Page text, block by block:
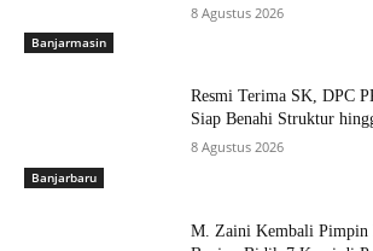
Banjarmasin
8 Agustus 2026
Banjarbaru
Resmi Terima SK, DPC
Siap Benahi Struktur
8 Agustus 2026
M. Zaini Kembali Pimpin